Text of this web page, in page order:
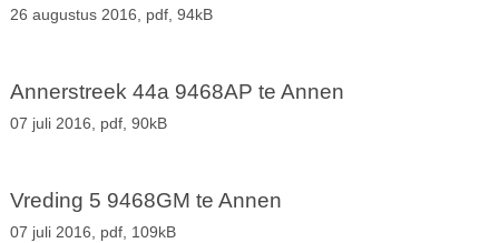
26 augustus 2016, pdf, 94kB
Annerstreek 44a 9468AP te Annen
07 juli 2016, pdf, 90kB
Vreding 5 9468GM te Annen
07 juli 2016, pdf, 109kB